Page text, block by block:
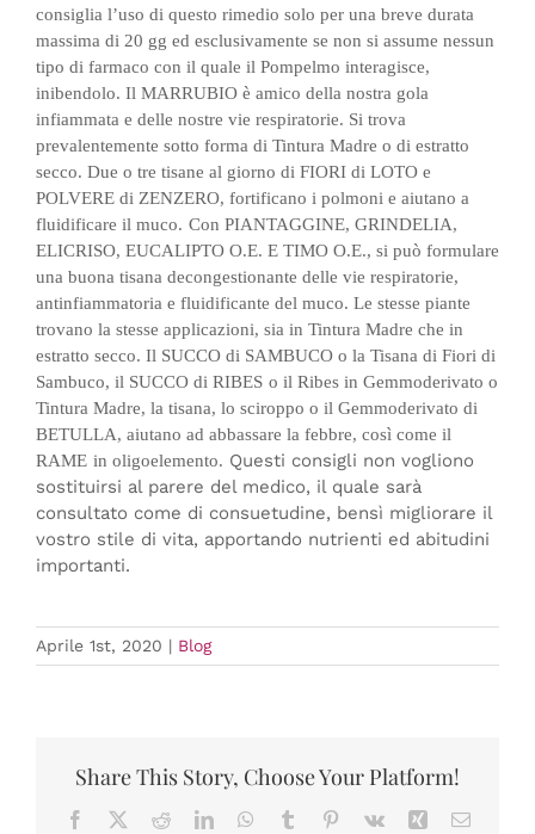
consiglia l’uso di questo rimedio solo per una breve durata
massima di 20 gg ed esclusivamente se non si assume nessun
tipo di farmaco con il quale il Pompelmo interagisce,
inibendolo. Il MARRUBIO è amico della nostra gola
infiammata e delle nostre vie respiratorie. Si trova
prevalentemente sotto forma di Tintura Madre o di estratto
secco. Due o tre tisane al giorno di FIORI di LOTO e
POLVERE di ZENZERO, fortificano i polmoni e aiutano a
fluidificare il muco. Con PIANTAGGINE, GRINDELIA,
ELICRISO, EUCALIPTO O.E. E TIMO O.E., si può formulare
una buona tisana decongestionante delle vie respiratorie,
antinfiammatoria e fluidificante del muco. Le stesse piante
trovano la stesse applicazioni, sia in Tintura Madre che in
estratto secco. Il SUCCO di SAMBUCO o la Tisana di Fiori di
Sambuco, il SUCCO di RIBES o il Ribes in Gemmoderivato o
Tintura Madre, la tisana, lo sciroppo o il Gemmoderivato di
BETULLA, aiutano ad abbassare la febbre, così come il
RAME in oligoelemento. Questi consigli non vogliono
sostituirsi al parere del medico, il quale sarà
consultato come di consuetudine, bensì migliorare il
vostro stile di vita, apportando nutrienti ed abitudini
importanti.
Aprile 1st, 2020 | Blog
Share This Story, Choose Your Platform!
Facebook RedditLinkedInWhatsApp
Tumblr Pinterest
Vk Xing Email